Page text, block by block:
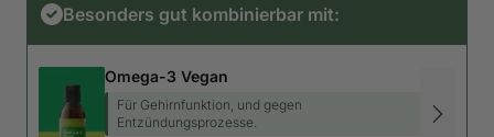
Zugelassene, gesundheitsbezogene Angaben
(Health Claims):
Regelmäßige Analysen
Besonders gut kombinierbar mit:
Omega-3 Vegan
Für Gehirnfunktion, und gegen
Entzündungsprozesse.